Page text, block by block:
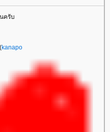
ครับ
kanapo